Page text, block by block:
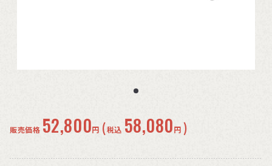
販売価格 52,800円 (税込 58,080円 )